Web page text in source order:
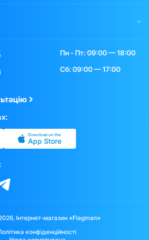
Пн - Пт: 09:00 — 18:00
Сб: 09:00 — 17:00
Download on the
App Store
Інтернет-магазин «Flagman»
конфіденційності